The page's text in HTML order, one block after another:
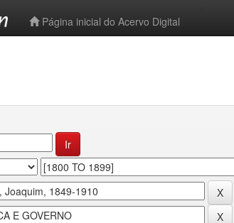
Página inicial do Acervo Digital